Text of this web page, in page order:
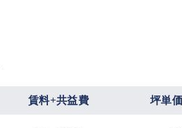
賃料+共益費 坪単